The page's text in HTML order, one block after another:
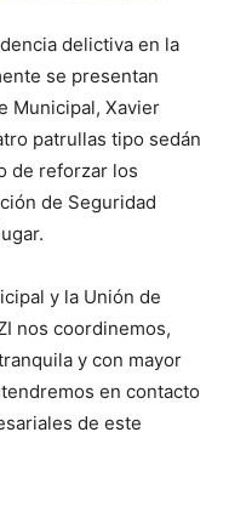
delictiva en la
se presentan
Municipal, Xavier
patrullas tipo sedán
de reforzar los
de Seguridad
y la Unión de
nos coordinemos,
y con mayor
en contacto
de este